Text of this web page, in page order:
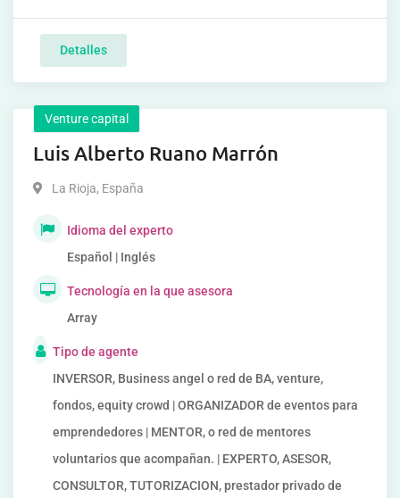
Detalles
Venture capital
Luis Alberto Ruano Marrón
La Rioja, España
Idioma del experto
Español | Inglés
Tecnología en la que asesora
Array
Tipo de agente
INVERSOR, Business angel o red de BA, venture,
fondos, equity crowd | ORGANIZADOR de eventos para
emprendedores | MENTOR, o red de mentores
voluntarios que acompañan. | EXPERTO, ASESOR,
CONSULTOR, TUTORIZACION, prestador privado de